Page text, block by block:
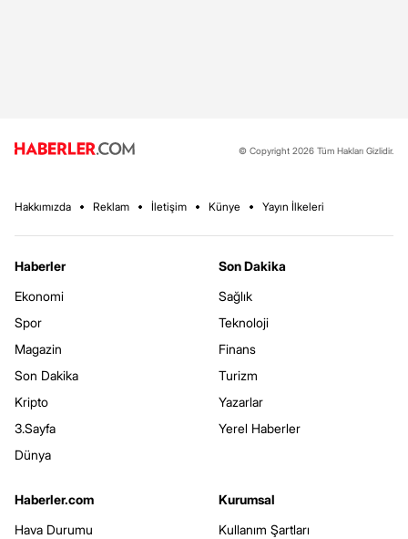
© Copyright 2026 Tüm Hakları Gizlidir.
Hakkımızda Reklam İletişim Künye Yayın İlkeleri
Haberler
Ekonomi
Spor
Magazin
Son Dakika
Kripto
3.Sayfa
Dünya
Son Dakika
Sağlık
Teknoloji
Finans
Turizm
Yazarlar
Yerel Haberler
Haberler.com
Hava Durumu
Kurumsal
Kullanım Şartları